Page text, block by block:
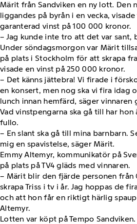
Märit från Sandviken en ny lott. Den
liggandes på byrån i en vecka,
garanterad vinst på 100 000 kronor.
– Jag kunde inte tro att det var sant,
Under söndagsmorgon var Märit
på plats i Stockholm för att skrapa
visade en vinst på 250 000 kronor.
– Det känns jättebra! Vi firade i
en konsert, men nog ska vi fira idag
lunch innan hemfärd, säger vinnaren
Vad vinstpengarna ska gå till har
fullo.
– En slant ska gå till mina barnbarn.
mig en spavistelse, säger Märit.
Emmy Altemyr, kommunikatör på
på plats på TV4 gläds med vinnaren.
– Märit blir den fjärde personen från
skrapa Triss i tv i år. Jag hoppas de
och att hon får en riktigt härlig
Altemyr.
Lotten var köpt på Tempo Sandviken.